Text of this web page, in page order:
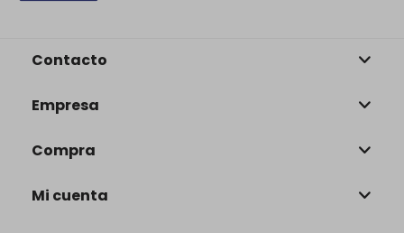
Contacto
Empresa
Compra
Mi cuenta